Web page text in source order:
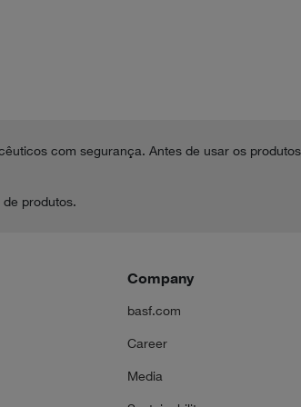
com segurança. Antes de usar os
produtos.
Company
basf.com
Career
Media